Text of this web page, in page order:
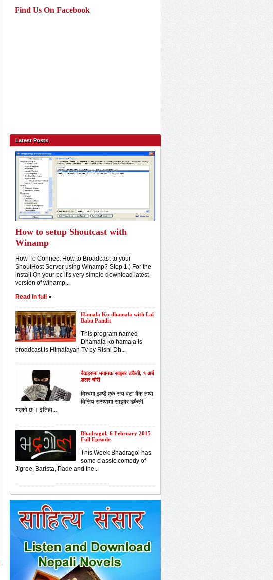
Find Us On Facebook
Latest Posts
How to setup Shoutcast with
Winamp
How To Connect How to Broadcast to your
ShoutHost Server using Winamp? Step 1.) For the
install On your pc it's very simple download latest
version of winamp...
Read in full
»
Hamala Ko dhamala with Lal
Babu Pandit
This program named
Dhamala ko hamala is
broadcast is Himalayan Tv by Rishi Dh...
बैंकहरुमा भयानक साइबर डकैती, १ अर्ब
डलर चोरी
विश्वमा झण्डै एक सय वटा बैंक तथा
वित्तिय संस्थामा साइबर डकैती
भएको छ । इतिहा...
Bhadragol, 6 February 2015
Full Episode
This Week Bhadragol has
some classic comedy of
Jigree, Barista, Pade and the...